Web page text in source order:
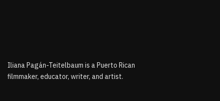
Iliana Pagán-Teitelbaum is a Puerto Rican
filmmaker, educator, writer, and artist.